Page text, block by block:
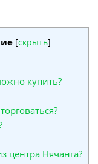
[скрыть]
купить?
центра Нячанга?